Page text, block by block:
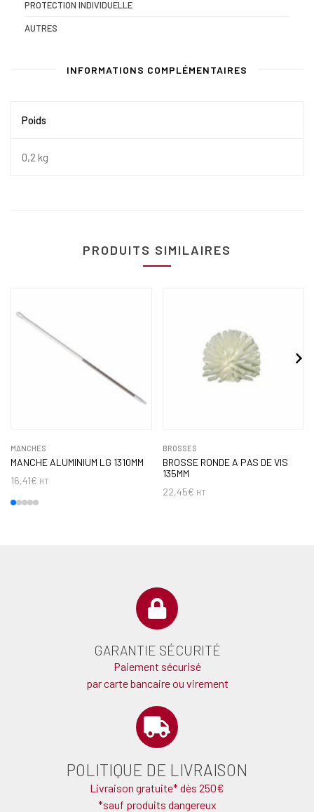
PROTECTION INDIVIDUELLE
AUTRES
INFORMATIONS COMPLÉMENTAIRES
Poids
0,2 kg
PRODUITS SIMILAIRES
MANCHES
MANCHE ALUMINIUM LG 1310MM
16,41€ HT
BROSSES
BROSSE RONDE A PAS DE VIS
135MM
22,45€ HT
GARANTIE SÉCURITÉ
Paiement sécurisé
par carte bancaire ou virement
POLITIQUE DE LIVRAISON
Livraison gratuite* dès 250€
*sauf produits dangereux